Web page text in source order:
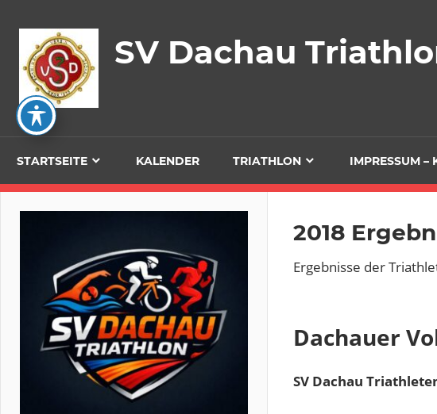
Inhalt
springen
SV Dachau
STARTSEITE KALENDER TRIATHLON IMPRESSUM –
2018
Ergebnisse der
Dachauer
SV Dachau